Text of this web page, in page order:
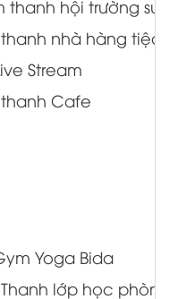
thanh hội trường sự
nhà hàng tiệc
Stream
Cafe
Yoga Bida
lớp học phòng